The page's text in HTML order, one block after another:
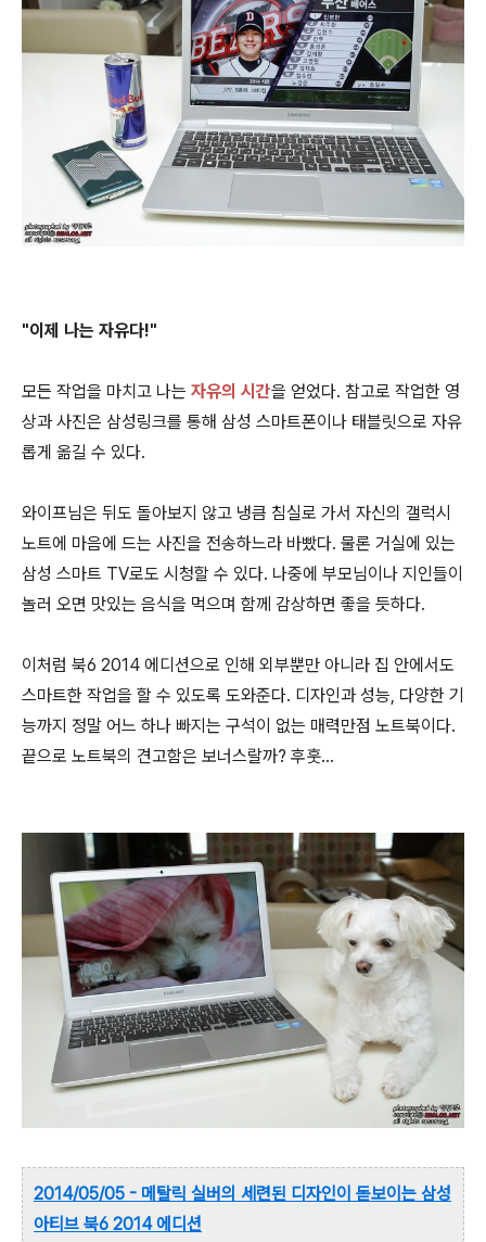
"이제 나는 자유다!"
모든 작업을 마치고 나는 자유의 시간을 얻었다. 참고로 작업한 영
상과 사진은 삼성링크를 통해 삼성 스마트폰이나 태블릿으로 자유
롭게 옮길 수 있다.
와이프님은 뒤도 돌아보지 않고 냉큼 침실로 가서 자신의 갤럭시
노트에 마음에 드는 사진을 전송하느라 바빴다. 물론 거실에 있는
삼성 스마트 TV로도 시청할 수 있다. 나중에 부모님이나 지인들이
놀러 오면 맛있는 음식을 먹으며 함께 감상하면 좋을 듯하다.
이처럼 북6 2014 에디션으로 인해 외부뿐만 아니라 집 안에서도
스마트한 작업을 할 수 있도록 도와준다. 디자인과 성능, 다양한 기
능까지 정말 어느 하나 빠지는 구석이 없는 매력만점 노트북이다.
끝으로 노트북의 견고함은 보너스랄까? 후훗...
2014/05/05 - 메탈릭 실버의 세련된 디자인이 돋보이는 삼성
아티브 북6 2014 에디션